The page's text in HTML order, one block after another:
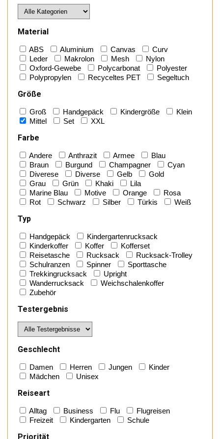
Material
ABS Aluminium Canvas
Curv
Leder
Makrolon Mesh
Nylon
Oxford-Gewebe
Polycarbonat
Polyester
Polypropylen
Recyceltes PET Segeltuch
Größe
Groß Handgepäck Kindergröße
Klein
Mittel
Set XXL
Farbe
Andere Anthrazit Armee
Blau
Braun
Burgund Champagner
Cyan
Diverese
Diverse Gelb
Gold
Grau
Grün Khaki
Lila
Marine Blau
Motive Orange
Rosa
Rot
Schwarz Silber Türkis Weiß
Typ
Handgepäck
Kindergartenrucksack
Kinderkoffer
Koffer
Kofferset
Reisetasche
Rucksack
Rucksack-Trolley
Schulranzen
Spinner
Sporttasche
Trekkingrucksack
Upright
Wanderrucksack
Weichschalenkoffer
Zubehör
Testergebnis
Geschlecht
Damen Herren Jungen
Kinder
Mädchen
Unisex
Reiseart
Alltag Business Flu
Flugreisen
Freizeit
Kindergarten Schule
Priorität